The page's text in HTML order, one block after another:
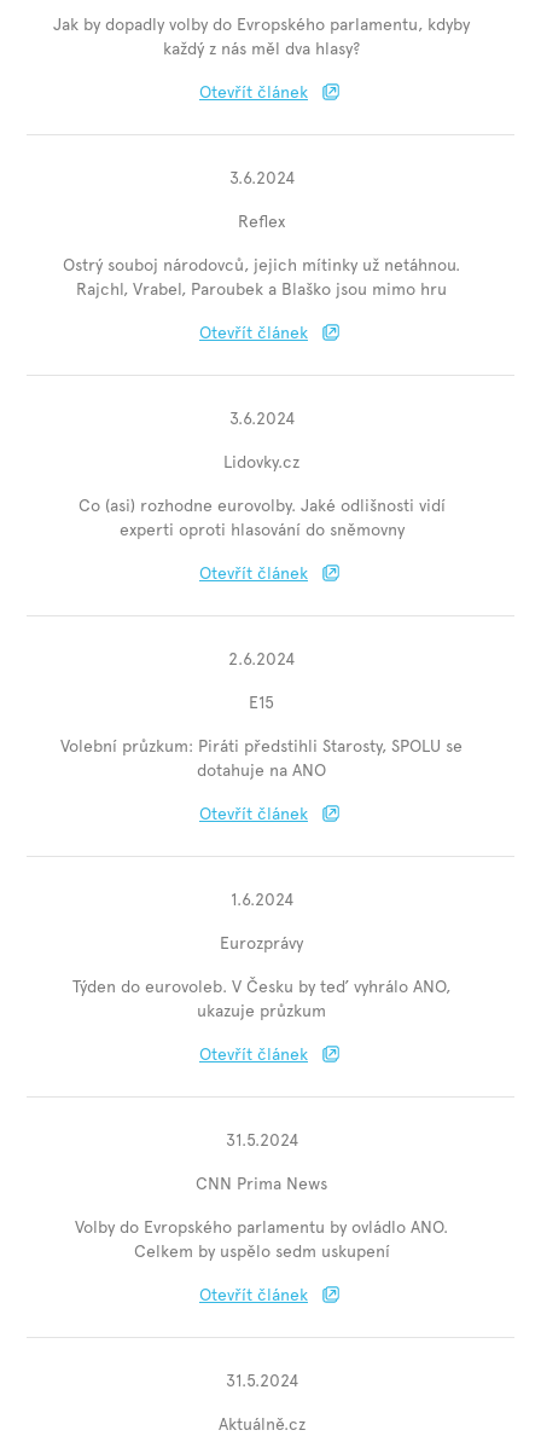
Jak by dopadly volby do Evropského parlamentu, kdyby
každý z nás měl dva hlasy?
Otevřít článek
3.6.2024
Reflex
Ostrý souboj národovců, jejich mítinky už netáhnou.
Rajchl, Vrabel, Paroubek a Blaško jsou mimo hru
Otevřít článek
3.6.2024
Lidovky.cz
Co (asi) rozhodne eurovolby. Jaké odlišnosti vidí
experti oproti hlasování do sněmovny
Otevřít článek
2.6.2024
E15
Volební průzkum: Piráti předstihli Starosty, SPOLU se
dotahuje na ANO
Otevřít článek
1.6.2024
Eurozprávy
Týden do eurovoleb. V Česku by teď vyhrálo ANO,
ukazuje průzkum
Otevřít článek
31.5.2024
CNN Prima News
Volby do Evropského parlamentu by ovládlo ANO.
Celkem by uspělo sedm uskupení
Otevřít článek
31.5.2024
Aktuálně.cz